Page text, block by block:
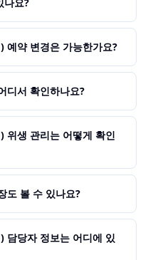
예약 변경은 가능한가요?
디서 확인하나요?
위생 관리는 어떻게 확인
도 볼 수 있나요?
담당자 정보는 어디에 있